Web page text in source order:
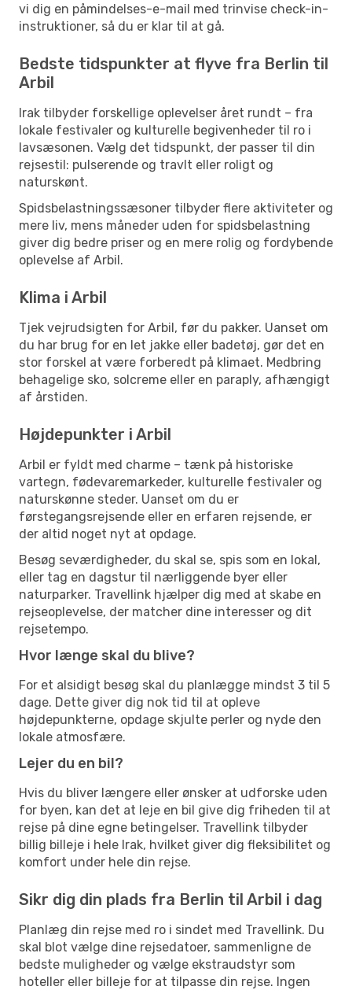
vi dig en påmindelses-e-mail med trinvise check-in-
instruktioner, så du er klar til at gå.
Bedste tidspunkter at flyve fra Berlin til
Arbil
Irak tilbyder forskellige oplevelser året rundt – fra
lokale festivaler og kulturelle begivenheder til ro i
lavsæsonen. Vælg det tidspunkt, der passer til din
rejsestil: pulserende og travlt eller roligt og
naturskønt.
Spidsbelastningssæsoner tilbyder flere aktiviteter og
mere liv, mens måneder uden for spidsbelastning
giver dig bedre priser og en mere rolig og fordybende
oplevelse af Arbil.
Klima i Arbil
Tjek vejrudsigten for Arbil, før du pakker. Uanset om
du har brug for en let jakke eller badetøj, gør det en
stor forskel at være forberedt på klimaet. Medbring
behagelige sko, solcreme eller en paraply, afhængigt
af årstiden.
Højdepunkter i Arbil
Arbil er fyldt med charme – tænk på historiske
vartegn, fødevaremarkeder, kulturelle festivaler og
naturskønne steder. Uanset om du er
førstegangsrejsende eller en erfaren rejsende, er
der altid noget nyt at opdage.
Besøg seværdigheder, du skal se, spis som en lokal,
eller tag en dagstur til nærliggende byer eller
naturparker. Travellink hjælper dig med at skabe en
rejseoplevelse, der matcher dine interesser og dit
rejsetempo.
Hvor længe skal du blive?
For et alsidigt besøg skal du planlægge mindst 3 til 5
dage. Dette giver dig nok tid til at opleve
højdepunkterne, opdage skjulte perler og nyde den
lokale atmosfære.
Lejer du en bil?
Hvis du bliver længere eller ønsker at udforske uden
for byen, kan det at leje en bil give dig friheden til at
rejse på dine egne betingelser. Travellink tilbyder
billig billeje i hele Irak, hvilket giver dig fleksibilitet og
komfort under hele din rejse.
Sikr dig din plads fra Berlin til Arbil i dag
Planlæg din rejse med ro i sindet med Travellink. Du
skal blot vælge dine rejsedatoer, sammenligne de
bedste muligheder og vælge ekstraudstyr som
hoteller eller billeje for at tilpasse din rejse. Ingen